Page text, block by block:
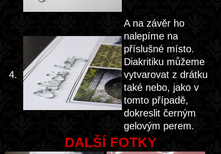
4.
A na závěr ho
nalepíme na
příslušné místo.
Diakritiku můžeme
vytvarovat z drátku
také nebo, jako v
tomto případě,
dokreslit černým
gelovým perem.
DALŠÍ FOTKY